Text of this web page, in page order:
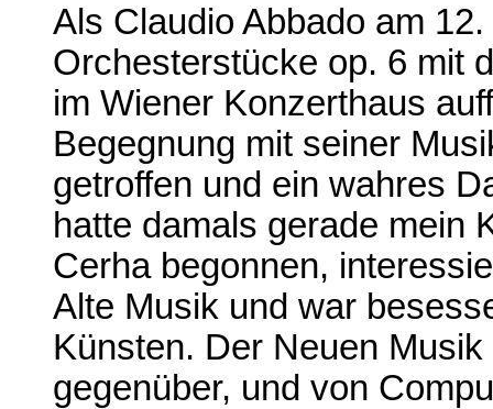
Als Claudio Abbado am
Orchesterstücke op. 6 mit
im Wiener Konzerthaus
Begegnung mit seiner
getroffen und ein wahres
hatte damals gerade mein
Cerha begonnen,
Alte Musik und war
Künsten. Der Neuen
gegenüber, und von